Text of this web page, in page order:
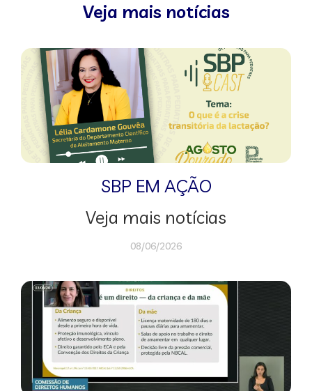
Veja mais notícias
SBP EM AÇÃO
Veja mais notícias
08/06/2026